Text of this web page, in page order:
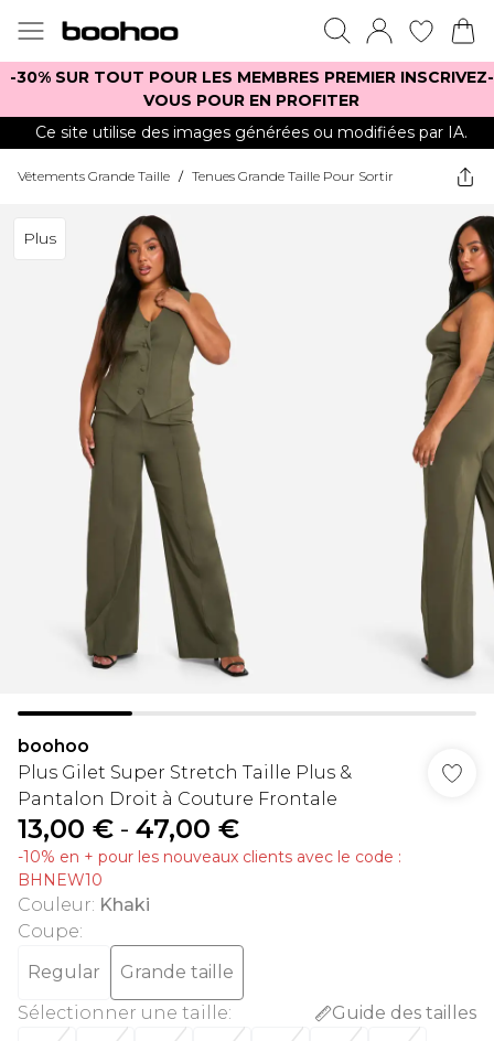
-30% SUR TOUT POUR LES MEMBRES PREMIER INSCRIVEZ-
VOUS POUR EN PROFITER
Ce site utilise des images générées ou modifiées par IA.
Vêtements Grande Taille / Tenues Grande Taille Pour Sortir
Plus
boohoo
Plus Gilet Super Stretch Taille Plus &
Pantalon Droit à Couture Frontale
13,00 € - 47,00 €
-10% en + pour les nouveaux clients avec le code :
BHNEW10
Couleur: Khaki
Coupe:
Regular
Grande taille
Sélectionner une taille:
Guide des tailles